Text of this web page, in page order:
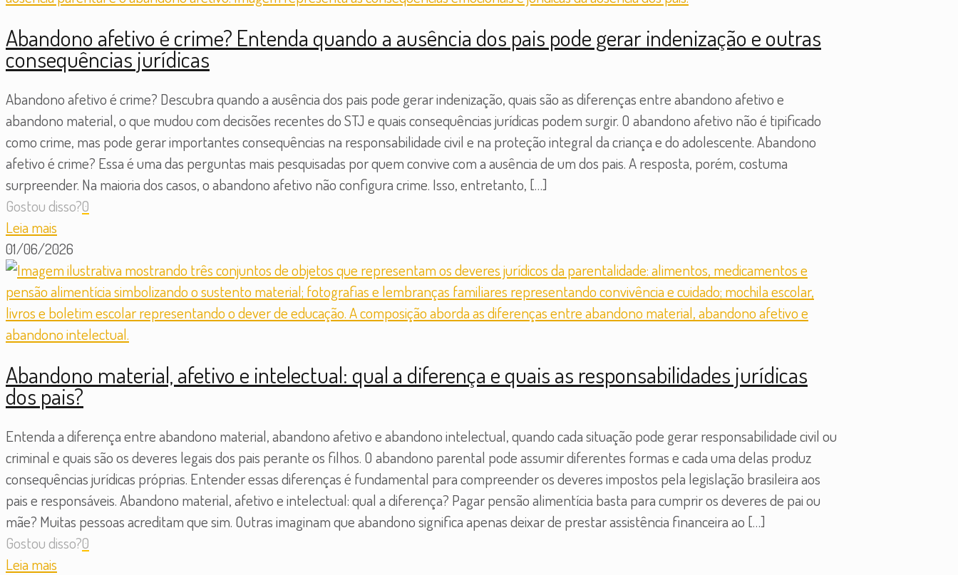
Abandono afetivo é crime? Entenda quando a ausência dos pais pode gerar indenização e outras
consequências jurídicas
Abandono afetivo é crime? Descubra quando a ausência dos pais pode gerar indenização, quais são as diferenças entre abandono afetivo e
abandono material, o que mudou com decisões recentes do STJ e quais consequências jurídicas podem surgir. O abandono afetivo não é tipificado
como crime, mas pode gerar importantes consequências na responsabilidade civil e na proteção integral da criança e do adolescente. Abandono
afetivo é crime? Essa é uma das perguntas mais pesquisadas por quem convive com a ausência de um dos pais. A resposta, porém, costuma
surpreender. Na maioria dos casos, o abandono afetivo não configura crime. Isso, entretanto, […]
Gostou disso?0
Leia mais
01/06/2026
Abandono material, afetivo e intelectual: qual a diferença e quais as responsabilidades jurídicas
dos pais?
Entenda a diferença entre abandono material, abandono afetivo e abandono intelectual, quando cada situação pode gerar responsabilidade civil ou
criminal e quais são os deveres legais dos pais perante os filhos. O abandono parental pode assumir diferentes formas e cada uma delas produz
consequências jurídicas próprias. Entender essas diferenças é fundamental para compreender os deveres impostos pela legislação brasileira aos
pais e responsáveis. Abandono material, afetivo e intelectual: qual a diferença? Pagar pensão alimentícia basta para cumprir os deveres de pai ou
mãe? Muitas pessoas acreditam que sim. Outras imaginam que abandono significa apenas deixar de prestar assistência financeira ao […]
Gostou disso?0
Leia mais